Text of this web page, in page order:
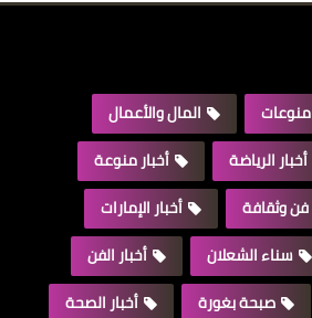
منوعات
المال والأعمال
أخبار الرياضة
أخبار منوعة
فن وثقافة
أخبار الإمارات
سناء الشعلان
أخبار الفن
صبحة بغورة
أخبار الصحة